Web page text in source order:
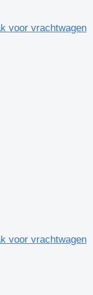
voor vrachtwagen
voor vrachtwagen